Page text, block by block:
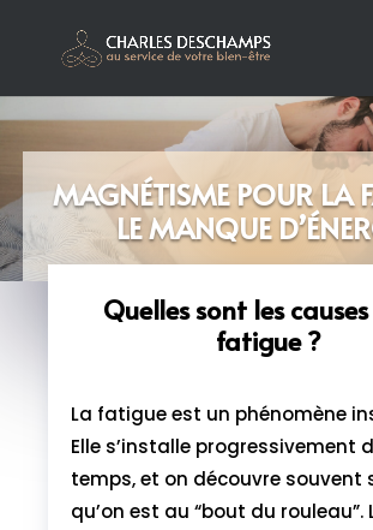
MAGNÉTISME POUR LA
LE MANQUE
Quelles sont les
fatigue ?
La fatigue est un phénomène
Elle s’installe progressivement
temps, et on découvre souvent
qu’on est au “bout du